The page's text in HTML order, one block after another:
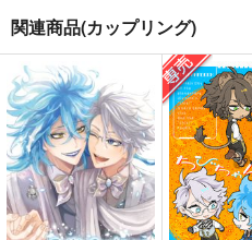
和光
1,257
ディアソムニア
サンプル
作品詳細
628
サン
作品
関連商品(カップリング)